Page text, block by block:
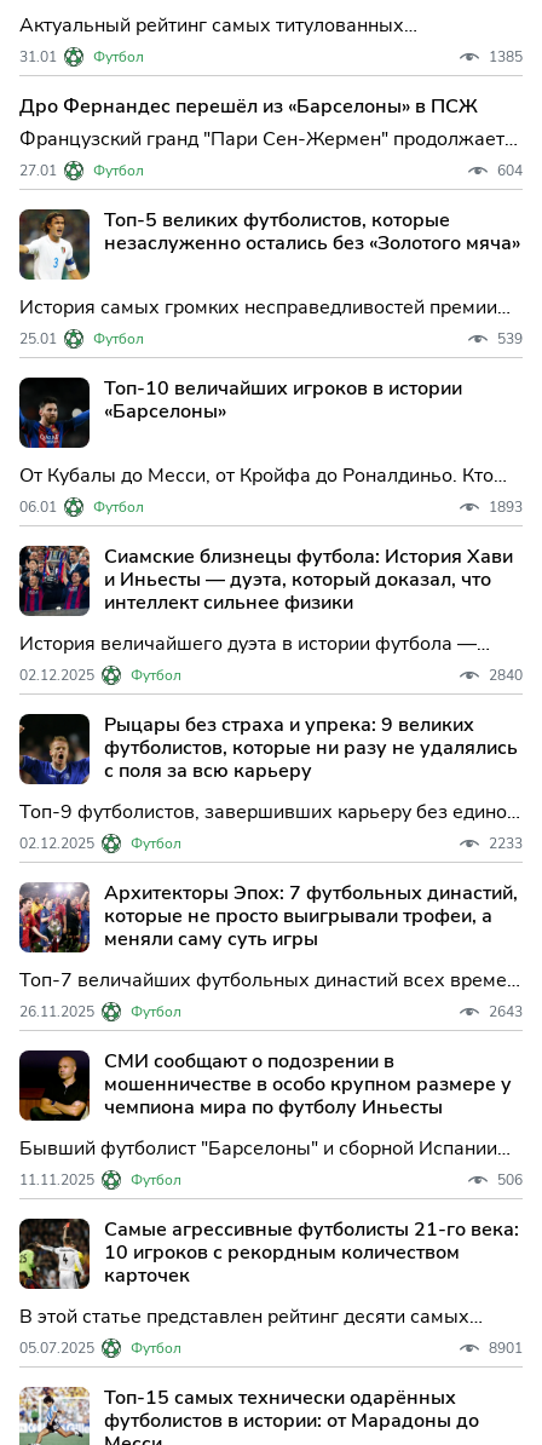
Актуальный рейтинг самых титулованных
футболистов мира на январь 2026 года. Сколько
трофеев у Месси, почему Роналду не попал в топ-10 и
как Давид Алаба обошел легенд Барселоны. Полный
список достижений.
31.01 Футбол 1385
Дро Фернандес перешёл из «Барселоны» в ПСЖ
Французский гранд "Пари Сен-Жермен" продолжает
активно укреплять состав, на этот раз подписав
одного из самых перспективных молодых
полузащитников Европы. 18-летний испанец Дро
Фернандес официально стал игроком ПСЖ, заключив
долгосрочный контракт с к
27.01 Футбол 604
Топ-5 великих футболистов, которые
незаслуженно остались без «Золотого мяча»
История самых громких несправедливостей премии
«Золотой мяч». Почему Тьерри Анри, Андрес Иньеста,
Хави, Паоло Мальдини и Роберт Левандовски так и не
получили главную индивидуальную награду, хотя
заслужили её больше победителей.
25.01 Футбол 539
Топ-10 величайших игроков в истории
«Барселоны»
От Кубалы до Месси, от Кройфа до Роналдиньо. Кто
они — главные боги «Камп Ноу»? Sportliga.com
составляет рейтинг 10 величайших футболистов в
истории «Барселоны», без которых этот клуб не стал
бы религией.
06.01 Футбол 1893
Сиамские близнецы футбола: История Хави
и Иньесты — дуэта, который доказал, что
интеллект сильнее физики
История величайшего дуэта в истории футбола —
Хави Эрнандеса и Андреса Иньесты. Как два
воспитанника «Ла Масии» создали феномен
«Хавиньесты», подарили Испании золото Чемпионата
мира и изменили представление о полузащитниках.
Детальный разбор их такти
02.12.2025 Футбол 2840
Рыцары без страха и упрека: 9 великих
футболистов, которые ни разу не удалялись
с поля за всю карьеру
Топ-9 футболистов, завершивших карьеру без единой
красной карточки. Как Филипп Лам, Гари Линекер,
Рауль и Андрес Иньеста умудрялись избегать
удалений в самом контактном виде спорта? История
джентльменов, доказавших, что игровой интеллект
эффективнее
02.12.2025 Футбол 2233
Архитекторы Эпох: 7 футбольных династий,
которые не просто выигрывали трофеи, а
меняли саму суть игры
Топ-7 величайших футбольных династий всех времен.
Детальный разбор тактики и наследия команд,
которые меняли футбол. От «Реала» Ди Стефано и
«Аякса» Кройфа до «Милана» Сакки, «Барселоны»
Гвардиолы и современной эпохи «Манчестер Сити».
Кто создал идеа
26.11.2025 Футбол 2643
СМИ сообщают о подозрении в
мошенничестве в особо крупном размере у
чемпиона мира по футболу Иньесты
Бывший футболист "Барселоны" и сборной Испании
Андрес Иньеста подозревается перуанской
прокуратурой в мошенничестве в особо крупном
размере, сообщает El Espanol. По инфо...
11.11.2025 Футбол 506
Самые агрессивные футболисты 21-го века:
10 игроков с рекордным количеством
карточек
В этой статье представлен рейтинг десяти самых
жёстких и агрессивных футболистов XXI века,
известных рекордным количеством жёлтых и красных
карточек за свою карьеру.
05.07.2025 Футбол 8901
Топ-15 самых технически одарённых
футболистов в истории: от Марадоны до